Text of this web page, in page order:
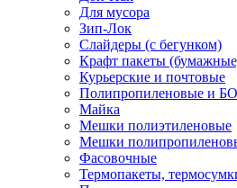
Для мусора
Зип-Лок
Слайдеры (с бегунком)
Крафт пакеты
Курьерские и почтовые
Полипропиленовые и
Майка
Мешки полиэтиленовые
Мешки
Фасовочные
Термопакеты,